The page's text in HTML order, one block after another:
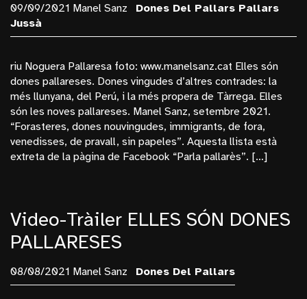
La Monumental
Manel Sanz
Mèxic
Monopol
Nucleares
Pallars Jussà
Plantes
Samarretes
Sequera
Navegaciò
09/09/2021 Manel Sanz Dones Del Pallars Pallars
Jussà
riu Noguera Pallaresa foto: www.manelsanz.cat Elles són
dones pallareses. Dones vingudes d’altres contrades: la
més llunyana, del Perú, i la més propera de Tàrrega. Elles
són les noves pallareses. Manel Sanz, setembre 2021.
“Forasteres, dones nouvingudes, immigrants, de fora,
venedisses, de pravall, sin papeles”. Aquesta llista està
extreta de la pàgina de Facebook “Parla pallarès”. […]
Video-Tràiler ELLES SÓN DONES
PALLARESES
08/08/2021 Manel Sanz Dones Del Pallars